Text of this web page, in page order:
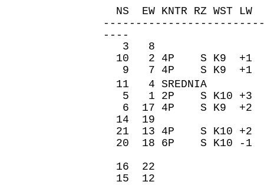
NS EW KNTR RZ WST
----
3 8 -50
10 2 4P S K9 +1
9 7 4P S K9 +1
11 4 SREDNIA
5 1 2P S K10 +3
6 17 4P S K9 +2
14 19 980
21 13 4P S K10
20 18 6P S K10
16 22 480
15 12 480